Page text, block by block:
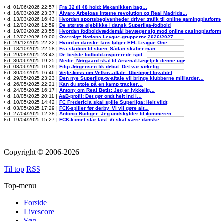
d. 01/06/2026 22:57 | Fra 32 til 48 hold: Mekanikken bag…
d. 16/03/2026 23:37 | Álvaro Arbeloas interne revolution og Real Madrids…
d. 13/03/2026 16:43 | Hvordan sportsbegivenheder driver trafik til online
d. 12/03/2026 12:59 | De største øjeblikke i dansk Superliga-fodbold
d. 19/02/2026 23:55 | Hvordan fodboldvæddemål bevæger sig mod online
d. 12/02/2026 19:00 | Oversigt: Nations League-grupperne 2026/2027
d. 29/12/2025 22:22 | Hvordan danske fans følger EFL League One…
d. 18/10/2025 22:58 | Fra stadion til stuen: Sådan skaber man…
d. 29/08/2025 23:43 | De bedste fodbold-inspirerede spil
d. 30/06/2025 19:25 | Medie: Nørgaard skal til Arsenal-lægetjek denne uge
d. 08/06/2025 10:39 | Filip Jørgensen fik debut: Det var virkelig…
d. 30/05/2025 16:46 | Vejle-boss om Velkov-aftale: Ubetinget loyalitet
d. 29/05/2025 23:23 | Den nye Superliga-tv-aftale vil bringe klubberne milliarder…
d. 26/05/2025 22:21 | Kan du stole på en kamp tracker…
d. 24/05/2025 16:17 | Antony om Real Betis: Jeg er lykkelig…
d. 18/05/2025 20:11 | AaB-profil: Det gør ondt helt ind i…
d. 10/05/2025 14:42 | FC Fredericia skal spille Superliga: Helt vildt
d. 03/05/2025 17:29 | FCK-spiller før derby: Vi vil gøre alt…
d. 27/04/2025 12:38 | Antonio Rüdiger: Jeg undskylder til dommeren
d. 19/04/2025 15:27 | FCK-komet slår fast: Vi skal være danske…
Copyright © 2006-2026
Til top RSS
Top-menu
Forside
Livescore